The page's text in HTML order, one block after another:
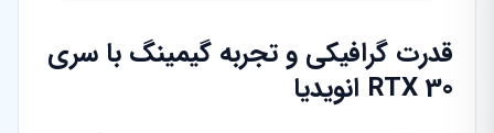
قدرت گرافیکی و تجربه گیمینگ با سری
RTX 30 انویدیا